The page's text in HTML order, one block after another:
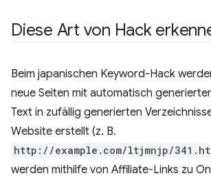
Diese Art von Hack
Beim japanischen Keyword-Hack
neue Seiten mit automatisch
Text in zufällig generierten
Website erstellt (z. B.
http://example.com/ltjmnjp/
werden mithilfe von Affiliate-Links zu